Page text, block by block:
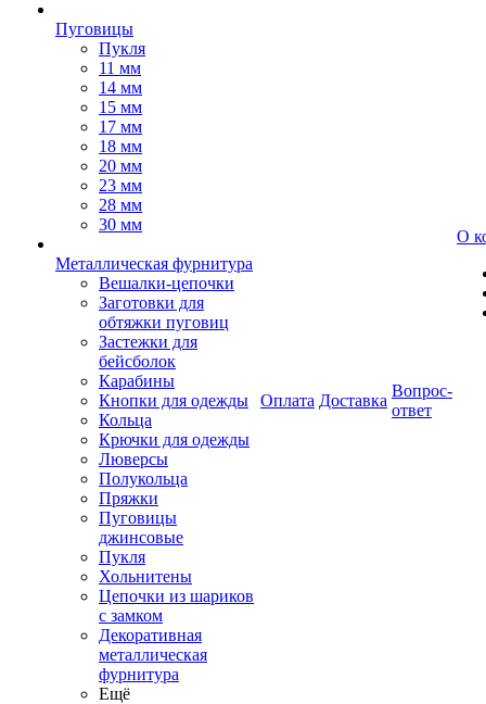
Пуговицы
Пукля
11 мм
14 мм
15 мм
17 мм
18 мм
20 мм
23 мм
28 мм
30 мм
Металлическая фурнитура
Вешалки-цепочки
Заготовки для
обтяжки пуговиц
Застежки для
бейсболок
Карабины
Кнопки для одежды
Кольца
Крючки для одежды
Люверсы
Полукольца
Пряжки
Пуговицы
джинсовые
Пукля
Хольнитены
Цепочки из шариков
с замком
Декоративная
металлическая
фурнитура
Ещё
Оплата Доставка
Вопрос-
ответ
О